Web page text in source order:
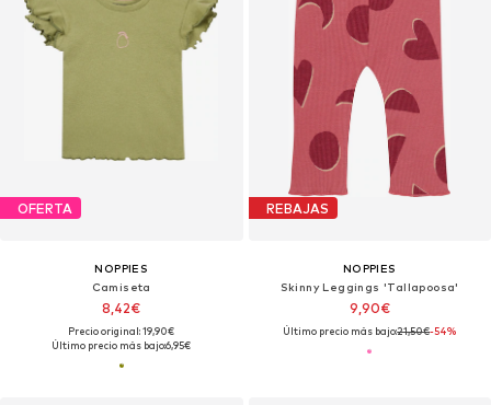
OFERTA
NOPPIES
Camiseta
8,42€
Precio original: 19,90€
Último precio más bajo:6,95€
REBAJAS
NOPPIES
Skinny Leggings 'Tallapoosa'
9,90€
Último precio más bajo:21,50€-54%